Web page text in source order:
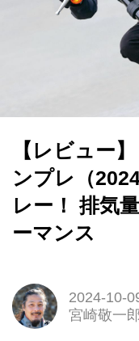
【レビュー
ンプレ（
レー！ 排気
ーマンス
2024-10-
宮崎敬一